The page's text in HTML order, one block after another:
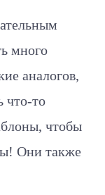
много
аналогов,
что-то
чтобы
Они также